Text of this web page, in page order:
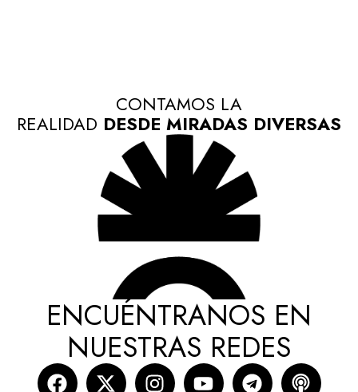
CONTAMOS LA
REALIDAD DESDE MIRADAS DIVERSAS
ENCUÉNTRANOS EN
NUESTRAS REDES